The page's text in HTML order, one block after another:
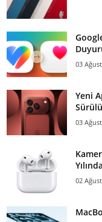
03
Yeni
03
02